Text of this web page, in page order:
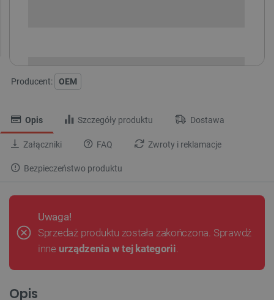
Producent: OEM
Opis Szczegóły produktu Dostawa
Załączniki FAQ Zwroty i reklamacje
Bezpieczeństwo produktu
Uwaga!
Sprzedaż produktu została zakończona. Sprawdź
inne urządzenia w tej kategorii.
Opis